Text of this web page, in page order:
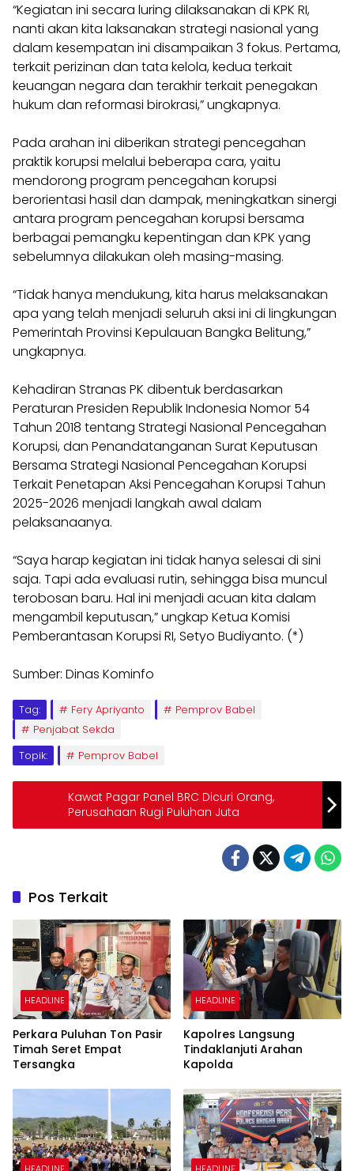
“Kegiatan ini secara luring dilaksanakan di KPK RI,
nanti akan kita laksanakan strategi nasional yang
dalam kesempatan ini disampaikan 3 fokus. Pertama,
terkait perizinan dan tata kelola, kedua terkait
keuangan negara dan terakhir terkait penegakan
hukum dan reformasi birokrasi,” ungkapnya.
Pada arahan ini diberikan strategi pencegahan
praktik korupsi melalui beberapa cara, yaitu
mendorong program pencegahan korupsi
berorientasi hasil dan dampak, meningkatkan sinergi
antara program pencegahan korupsi bersama
berbagai pemangku kepentingan dan KPK yang
sebelumnya dilakukan oleh masing-masing.
“Tidak hanya mendukung, kita harus melaksanakan
apa yang telah menjadi seluruh aksi ini di lingkungan
Pemerintah Provinsi Kepulauan Bangka Belitung,”
ungkapnya.
Kehadiran Stranas PK dibentuk berdasarkan
Peraturan Presiden Republik Indonesia Nomor 54
Tahun 2018 tentang Strategi Nasional Pencegahan
Korupsi, dan Penandatanganan Surat Keputusan
Bersama Strategi Nasional Pencegahan Korupsi
Terkait Penetapan Aksi Pencegahan Korupsi Tahun
2025-2026 menjadi langkah awal dalam
pelaksanaanya.
“Saya harap kegiatan ini tidak hanya selesai di sini
saja. Tapi ada evaluasi rutin, sehingga bisa muncul
terobosan baru. Hal ini menjadi acuan kita dalam
mengambil keputusan,” ungkap Ketua Komisi
Pemberantasan Korupsi RI, Setyo Budiyanto. (*)
Sumber: Dinas Kominfo
Tag: Fery Apriyanto
Pemprov Babel
Penjabat Sekda
Topik:
Pemprov Babel
Kawat Pagar Panel BRC Dicuri Orang,
Perusahaan Rugi Puluhan Juta
Pos Terkait
HEADLINE
Perkara Puluhan Ton Pasir
Timah Seret Empat
Tersangka
HEADLINE
Kapolres Langsung
Tindaklanjuti Arahan
Kapolda